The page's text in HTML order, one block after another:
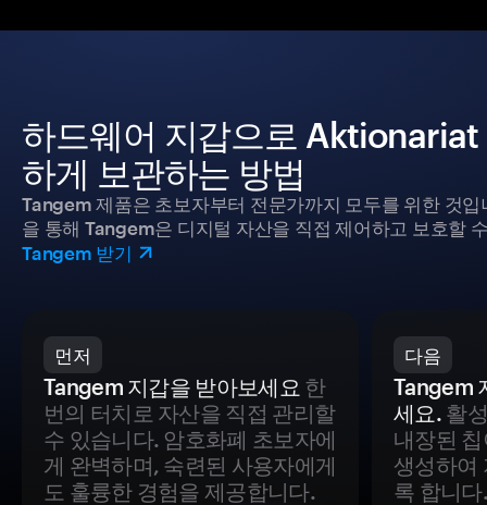
하드웨어 지갑으로
하게 보관하는 방법
Tangem 제품은 초보자부터 전문가까지 모두를 위한 것
을 통해 Tangem은 디지털 자산을 직접 제어하고 보호할
Tangem 받기
먼저
Tangem 지갑을 받아보세요 한
번의 터치로 자산을 직접 관리할
수 있습니다. 암호화폐 초보자에
게 완벽하며, 숙련된 사용자에게
도 훌륭한 경험을 제공합니다.
다음
Tangem
세요.활
내장된
생성하여
록 합니다.